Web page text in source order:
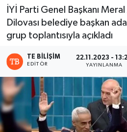
İYİ Parti Genel Başkanı
Dilovası belediye başkan
grup toplantısıyla açıkladı
TE BILIŞIM
EDITÖR
22.11.2023 -
YAYINLANMA
Haber Arşivi